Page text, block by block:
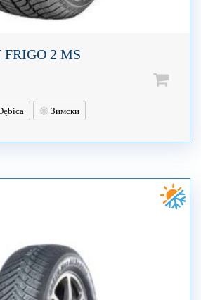
FRIGO 2 MS
Зимски